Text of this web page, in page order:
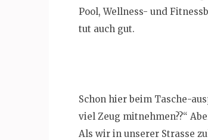
Pool, Wellness- und
tut auch gut.
Schon hier beim Tasche-
viel Zeug mitnehmen??“
Als wir in unserer Strasse